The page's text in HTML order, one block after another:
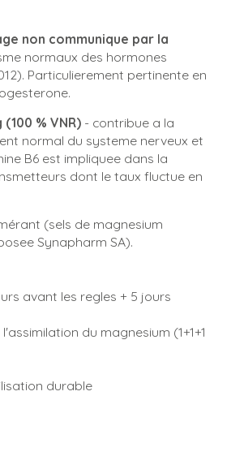
non communique par la
normaux des hormones
Particulierement pertinente en
% VNR) - contribue a la
normal du systeme nerveux et
B6 est impliquee dans la
dont le taux fluctue en
(sels de magnesium
Synapharm SA).
avant les regles + 5 jours
du magnesium (1+1+1
durable